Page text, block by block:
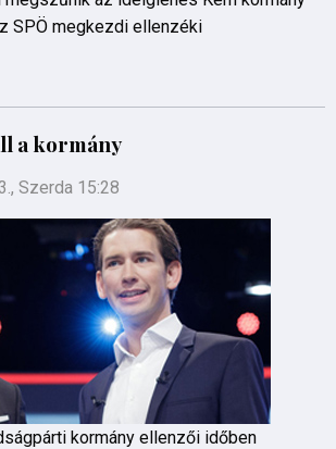
SPÖ megkezdi ellenzéki
a kormány
Szerda 15:28
kormány ellenzői időben